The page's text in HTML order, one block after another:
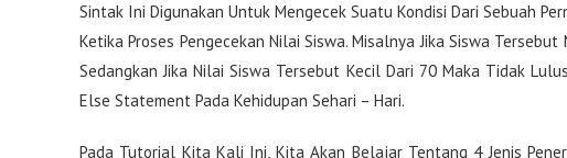
Sintak Ini Digunakan Untuk Mengecek Suatu Kondisi Dari Sebuah
Ketika Proses Pengecekan Nilai Siswa. Misalnya Jika Siswa
Sedangkan Jika Nilai Siswa Tersebut Kecil Dari 70 Maka Tidak
Else Statement Pada Kehidupan Sehari – Hari.
Pada Tutorial Kita Kali Ini, Kita Akan Belajar Tentang 4 Jenis